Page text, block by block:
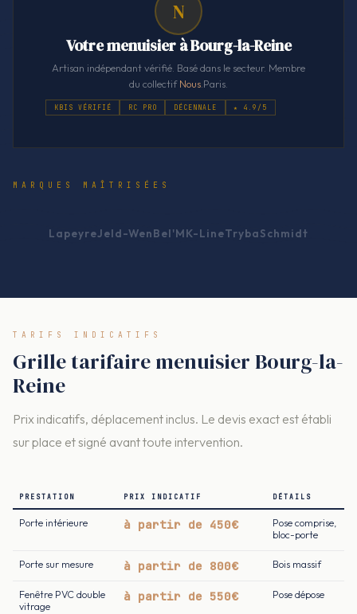
N
Votre menuisier à Bourg-la-Reine
Artisan indépendant vérifié. Basé dans le secteur. Membre
du collectifNous .Paris.
KBIS VÉRIFIÉ RC PRO DÉCENNALE ★ 4.9/5
MARQUES MAÎTRISÉES
LapeyreJeld-WenBel'MK-LineTrybaSchmidt
TARIFS INDICATIFS
Grille tarifaire menuisier Bourg-la-
Reine
Prix indicatifs, déplacement inclus. Le devis exact est établi
sur place et signé avant toute intervention.
PRESTATION PRIX INDICATIF DÉTAILS
Porte intérieure à partir de 450€
Pose comprise,
bloc-porte
Porte sur mesure à partir de 800€ Bois massif
Fenêtre PVC double
vitrage
à partir de 550€ Pose dépose